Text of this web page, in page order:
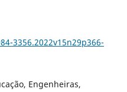
3356.2022v15n29p366-
Engenheiras,